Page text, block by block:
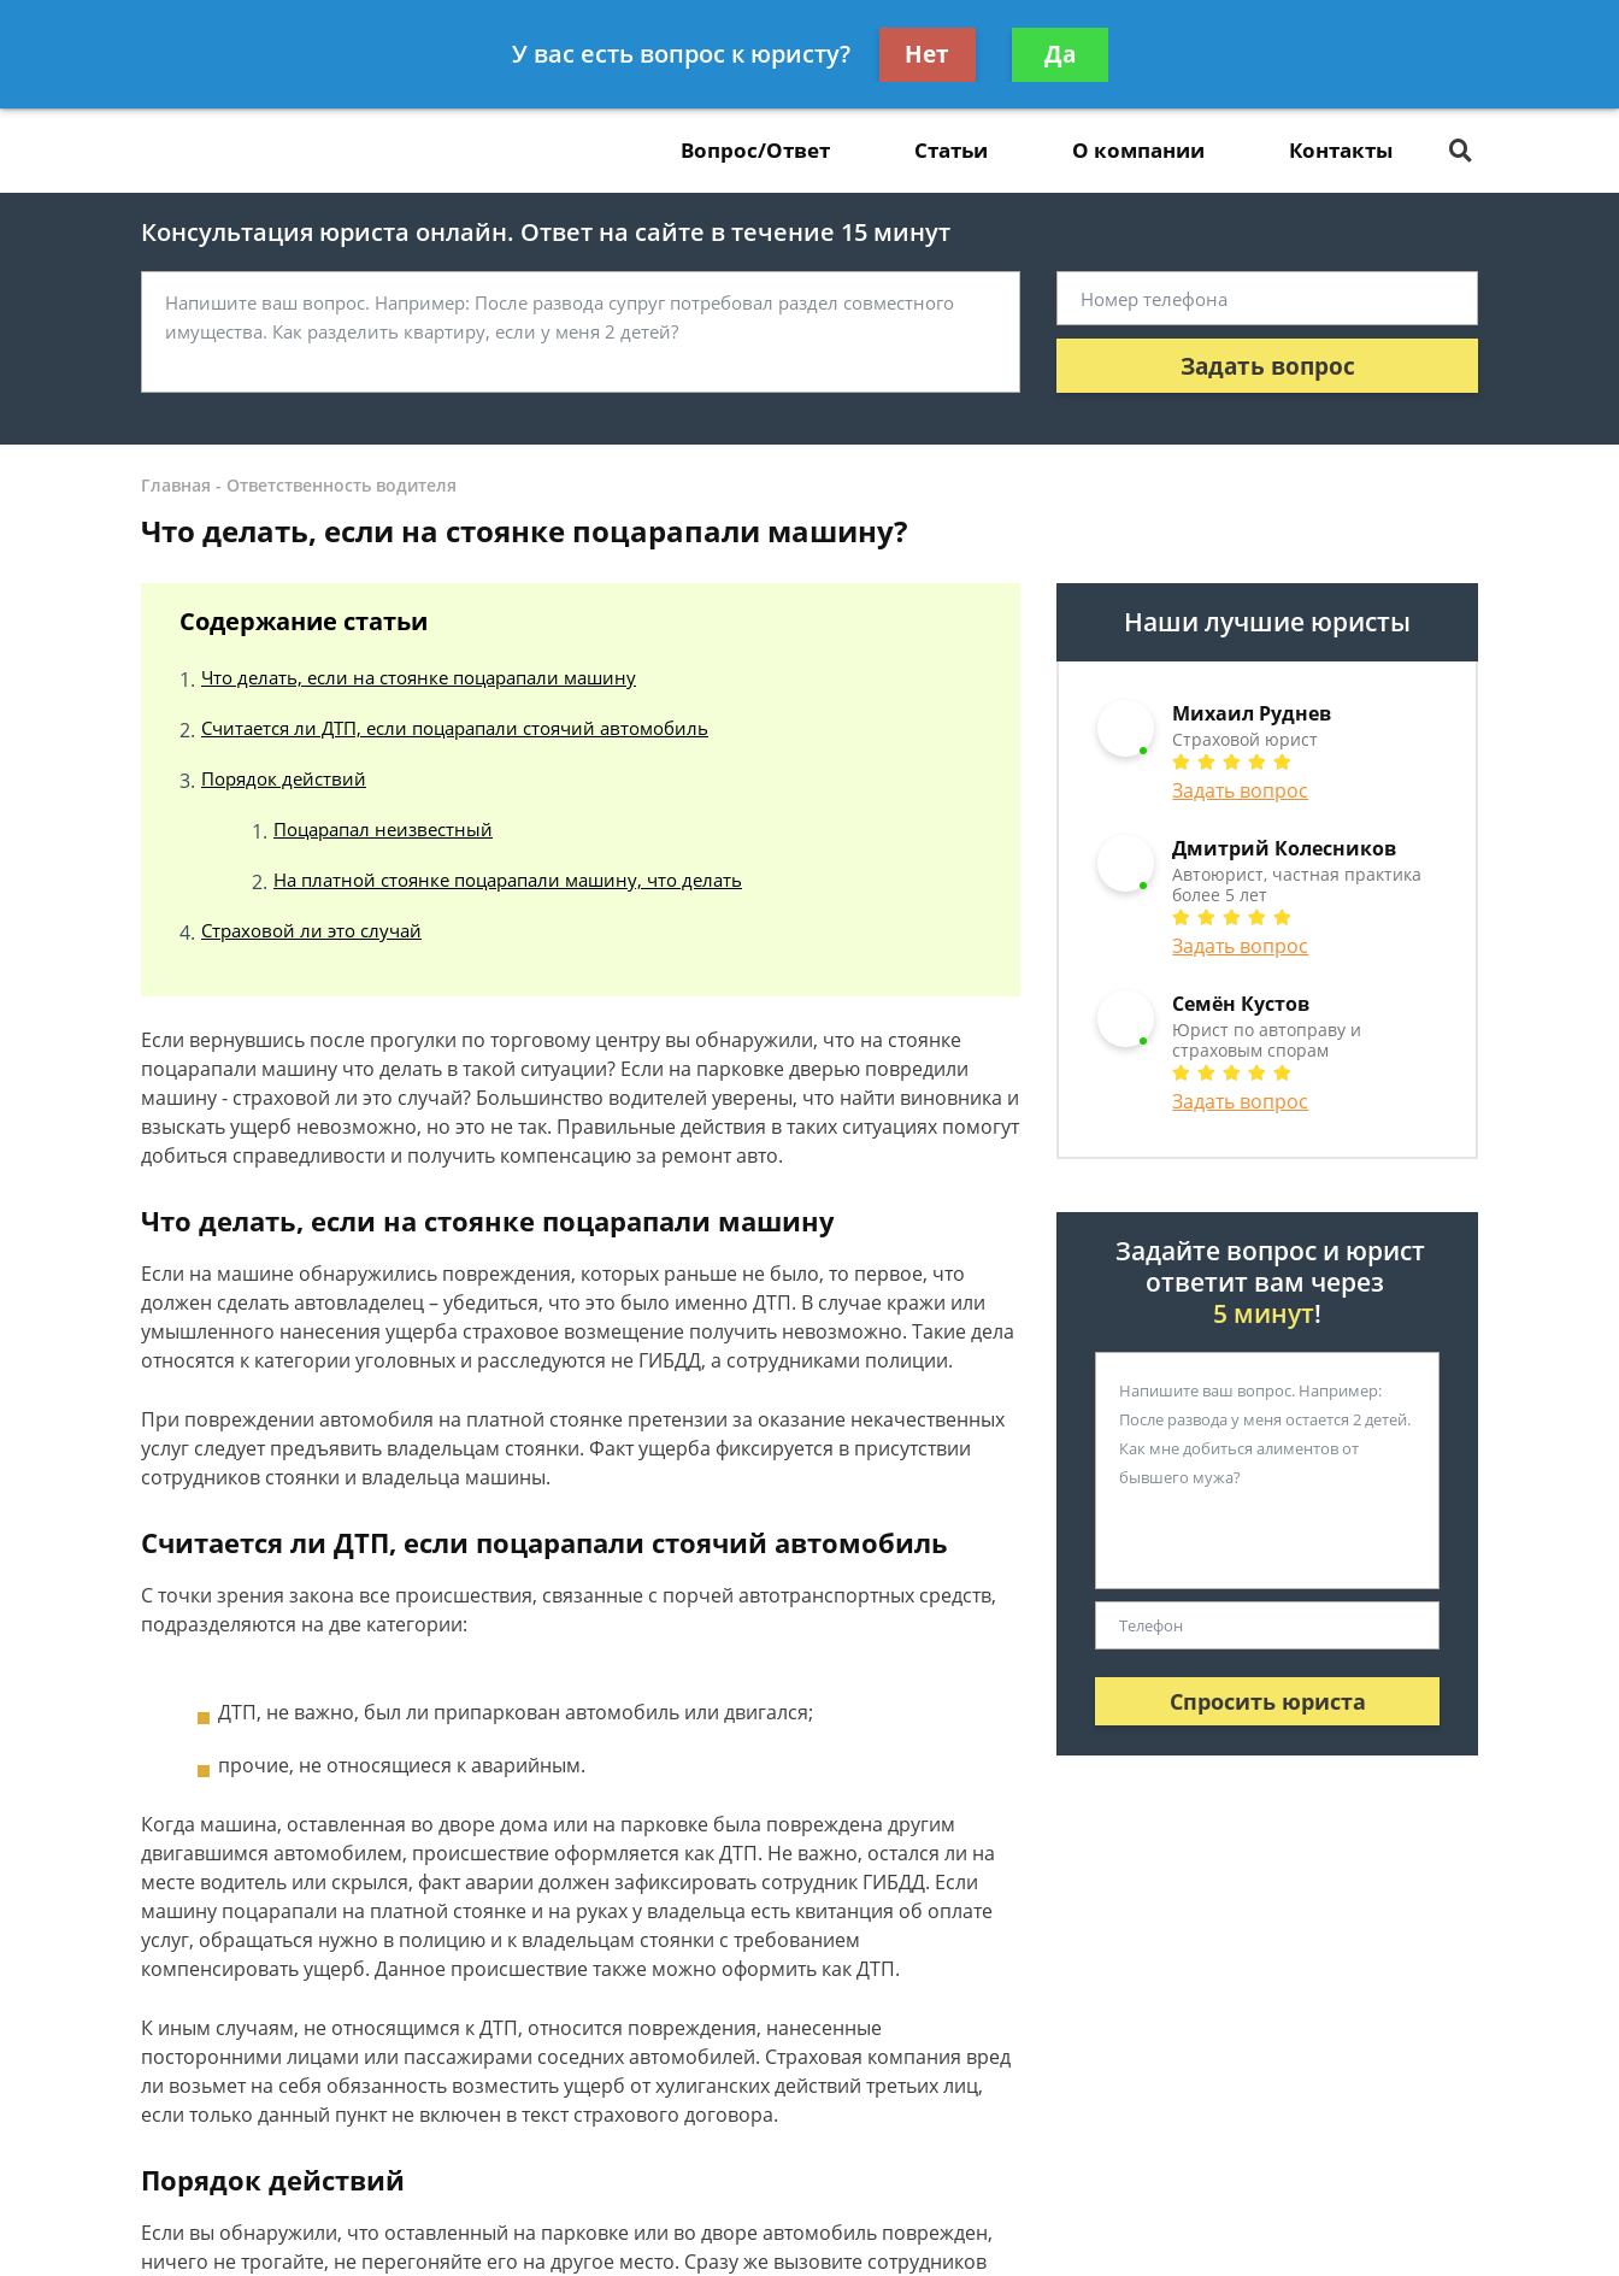
8 812 467-39-37
Получите консультацию
бесплатно
Вопрос/Ответ Статьи О компании Контакты
Консультация юриста онлайн. Ответ на сайте в течение 15 минут
Задать вопрос
Главная - Ответственность водителя
Что делать, если на стоянке поцарапали машину?
Содержание статьи
Что делать, если на стоянке поцарапали машину
Считается ли ДТП, если поцарапали стоячий автомобиль
Порядок действий
Поцарапал неизвестный
На платной стоянке поцарапали машину, что делать
Страховой ли это случай
Если вернувшись после прогулки по торговому центру вы обнаружили, что на стоянке
поцарапали машину что делать в такой ситуации? Если на парковке дверью повредили
машину - страховой ли это случай? Большинство водителей уверены, что найти виновника и
взыскать ущерб невозможно, но это не так. Правильные действия в таких ситуациях помогут
добиться справедливости и получить компенсацию за ремонт авто.
Что делать, если на стоянке поцарапали машину
Если на машине обнаружились повреждения, которых раньше не было, то первое, что
должен сделать автовладелец – убедиться, что это было именно ДТП. В случае кражи или
умышленного нанесения ущерба страховое возмещение получить невозможно. Такие дела
относятся к категории уголовных и расследуются не ГИБДД, а сотрудниками полиции.
При повреждении автомобиля на платной стоянке претензии за оказание некачественных
услуг следует предъявить владельцам стоянки. Факт ущерба фиксируется в присутствии
сотрудников стоянки и владельца машины.
Считается ли ДТП, если поцарапали стоячий автомобиль
С точки зрения закона все происшествия, связанные с порчей автотранспортных средств,
подразделяются на две категории:
ДТП, не важно, был ли припаркован автомобиль или двигался;
прочие, не относящиеся к аварийным.
Когда машина, оставленная во дворе дома или на парковке была повреждена другим
двигавшимся автомобилем, происшествие оформляется как ДТП. Не важно, остался ли на
месте водитель или скрылся, факт аварии должен зафиксировать сотрудник ГИБДД. Если
машину поцарапали на платной стоянке и на руках у владельца есть квитанция об оплате
услуг, обращаться нужно в полицию и к владельцам стоянки с требованием
компенсировать ущерб. Данное происшествие также можно оформить как ДТП.
К иным случаям, не относящимся к ДТП, относится повреждения, нанесенные
посторонними лицами или пассажирами соседних автомобилей. Страховая компания вред
ли возьмет на себя обязанность возместить ущерб от хулиганских действий третьих лиц,
если только данный пункт не включен в текст страхового договора.
Порядок действий
Если вы обнаружили, что оставленный на парковке или во дворе автомобиль поврежден,
ничего не трогайте, не перегоняйте его на другое место. Сразу же вызовите сотрудников
Наши лучшие юристы
Михаил Руднев
Страховой юрист
Задать вопрос
Дмитрий Колесников
Автоюрист, частная практика
более 5 лет
Задать вопрос
Семён Кустов
Юрист по автоправу и
страховым спорам
Задать вопрос
Задайте вопрос и юрист
ответит вам через
5 минут!
Спросить юриста
У вас есть вопрос к юристу? Нет Да